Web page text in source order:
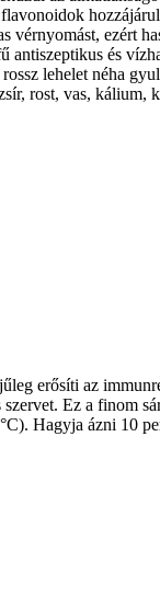
vérnyomást, ezért
antiszeptikus és
lehelet néha
rost, vas, kálium,
erősíti az
Ez a finom
Hagyja ázni 10